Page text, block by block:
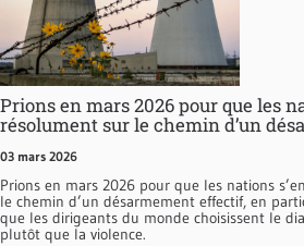
Prions en mars 2026 pour que les
résolument sur le chemin d’un
03 mars 2026
Prions en mars 2026 pour que les nations
le chemin d’un désarmement effectif, en
que les dirigeants du monde choisissent le
plutôt que la violence.